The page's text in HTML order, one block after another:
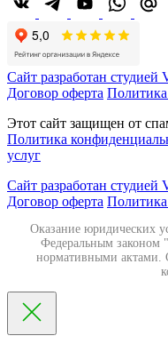
Сайт разработан студией
Договор оферта
Этот сайт защищен от
Политика
услуг
Сайт разработан студией
Договор оферта
Оказание юридических
Федеральным
нормативными актами.